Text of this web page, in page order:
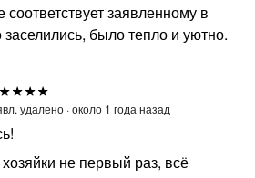
соответствует заявленному в
было тепло и уютно.
удалено ·около 1 года назад
не первый раз, всё